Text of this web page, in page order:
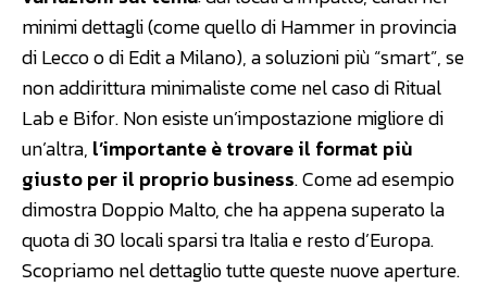
minimi dettagli (come quello di Hammer in provincia
di Lecco o di Edit a Milano), a soluzioni più “smart”, se
non addirittura minimaliste come nel caso di Ritual
Lab e Bifor. Non esiste un’impostazione migliore di
un’altra, l’importante è trovare il format più
giusto per il proprio business. Come ad esempio
dimostra Doppio Malto, che ha appena superato la
quota di 30 locali sparsi tra Italia e resto d’Europa.
Scopriamo nel dettaglio tutte queste nuove aperture.